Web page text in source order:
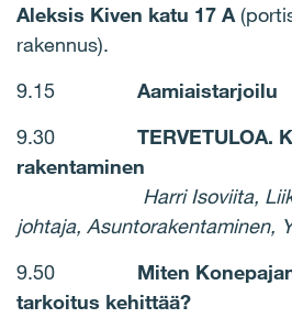
Aleksis Kiven katu 17 A
rakennus).
9.15 Aamiaistarjoilu
9.30 TERVETULOA.
rakentaminen
Harri Isoviita,
johtaja, Asuntorakentaminen,
9.50 Miten
tarkoitus kehittää?